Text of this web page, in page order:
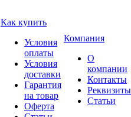
Как купить
Условия
оплаты
Условия
доставки
Гарантия
на товар
Оферта
Компания
О
компании
Контакты
Реквизиты
Статьи